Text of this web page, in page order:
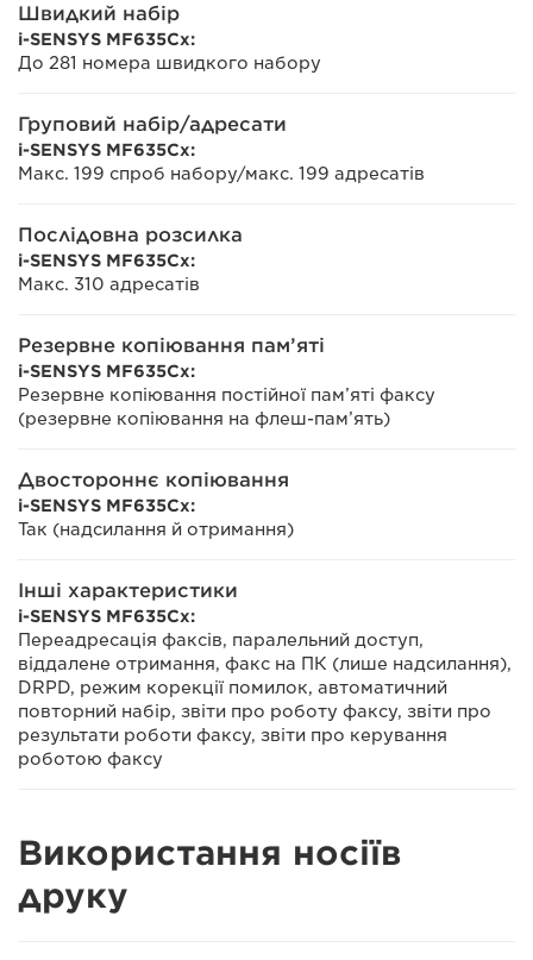
Швидкий набір
i-SENSYS MF635Cx:
До 281 номера швидкого набору
Груповий набір/адресати
i-SENSYS MF635Cx:
Макс. 199 спроб набору/макс. 199 адресатів
Послідовна розсилка
i-SENSYS MF635Cx:
Макс. 310 адресатів
Резервне копіювання пам’яті
i-SENSYS MF635Cx:
Резервне копіювання постійної пам’яті факсу
(резервне копіювання на флеш-пам’ять)
Двостороннє копіювання
i-SENSYS MF635Cx:
Так (надсилання й отримання)
Інші характеристики
i-SENSYS MF635Cx:
Переадресація факсів, паралельний доступ,
віддалене отримання, факс на ПК (лише надсилання),
DRPD, режим корекції помилок, автоматичний
повторний набір, звіти про роботу факсу, звіти про
результати роботи факсу, звіти про керування
роботою факсу
Використання носіїв
друку